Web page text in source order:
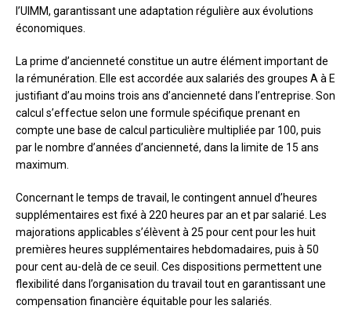
l’UIMM, garantissant une adaptation régulière aux évolutions
économiques.
La prime d’ancienneté constitue un autre élément important de
la rémunération. Elle est accordée aux salariés des groupes A à E
justifiant d’au moins trois ans d’ancienneté dans l’entreprise. Son
calcul s’effectue selon une formule spécifique prenant en
compte une base de calcul particulière multipliée par 100, puis
par le nombre d’années d’ancienneté, dans la limite de 15 ans
maximum.
Concernant le temps de travail, le contingent annuel d’heures
supplémentaires est fixé à 220 heures par an et par salarié. Les
majorations applicables s’élèvent à 25 pour cent pour les huit
premières heures supplémentaires hebdomadaires, puis à 50
pour cent au-delà de ce seuil. Ces dispositions permettent une
flexibilité dans l’organisation du travail tout en garantissant une
compensation financière équitable pour les salariés.